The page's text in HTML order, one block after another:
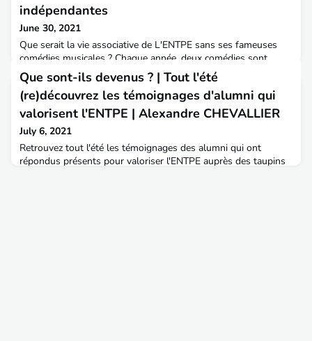
indépendantes
June 30, 2021
Que serait la vie associative de L'ENTPE sans ses fameuses
comédies musicales ? Chaque année, deux comédies sont
réalisées, et rassemblent plus d'une centaine d'élèves, qui
chantent, dansent, jouent, préparent les centaines de costumes
et décors, et mettent en lumière ce beau spectacle ✨À la fin de
leurs études à TPE, un groupe de jeunes diplômées, issus des
promotions 64, 65 et 66 a décidé de pou
Que sont-ils devenus ? | Tout l'été
(re)découvrez les témoignages d'alumni qui
valorisent l'ENTPE | Alexandre CHEVALLIER
July 6, 2021
Retrouvez tout l'été les témoignages des alumni qui ont
répondus présents pour valoriser l'ENTPE auprès des taupins